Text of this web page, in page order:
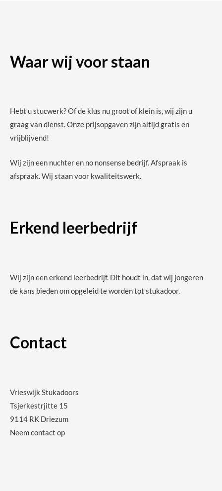
Waar wij voor staan
Hebt u stucwerk? Of de klus nu groot of klein is, wij zijn u
graag van dienst. Onze prijsopgaven zijn altijd gratis en
vrijblijvend!
Wij zijn een nuchter en no nonsense bedrijf. Afspraak is
afspraak. Wij staan voor kwaliteitswerk.
Erkend leerbedrijf
Wij zijn een erkend leerbedrijf. Dit houdt in, dat wij jongeren
de kans bieden om opgeleid te worden tot stukadoor.
Contact
Vrieswijk Stukadoors
Tsjerkestrjitte 15
9114 RK Driezum
Neem contact op